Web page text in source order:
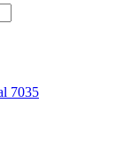
7035